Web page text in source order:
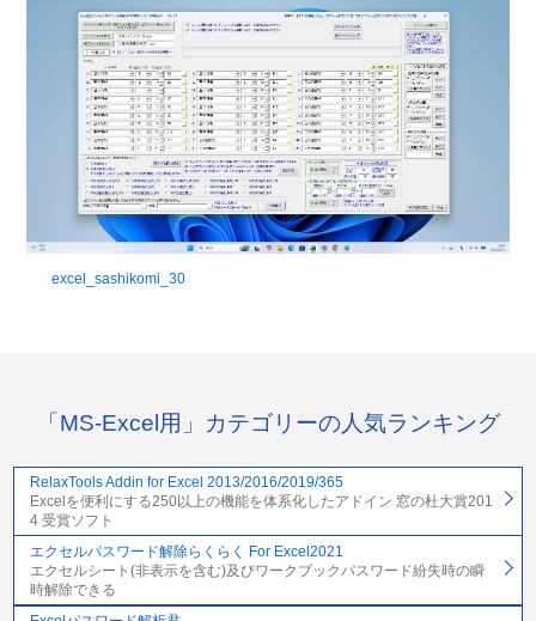
excel_sashikomi_30
「MS-Excel用」カテゴリーの人気ランキング
RelaxTools Addin for Excel 2013/2016/2019/365
Excelを便利にする250以上の機能を体系化したアドイン 窓の杜大賞201
4 受賞ソフト
エクセルパスワード解除らくらく For Excel2021
エクセルシート(非表示を含む)及びワークブックパスワード紛失時の瞬
時解除できる